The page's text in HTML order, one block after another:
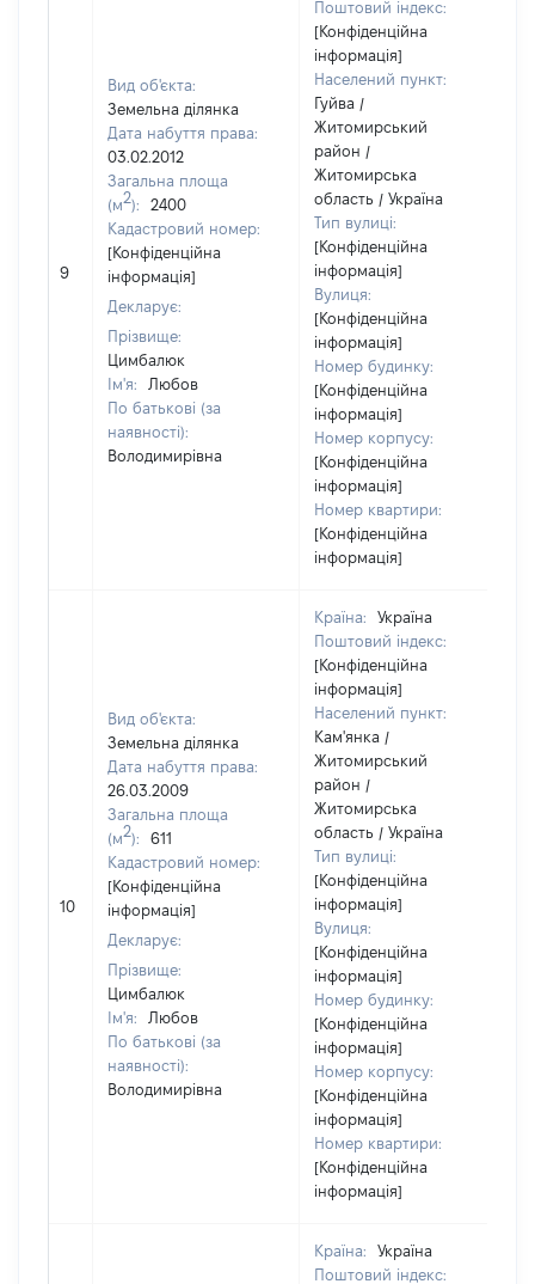
9
Вид об'єкта:
Земельна ділянка
Дата набуття права:
03.02.2012
Загальна площа
(м2):
2400
Кадастровий номер:
[Конфіденційна
інформація]
Декларує:
Прізвище:
Цимбалюк
Ім'я:
Любов
По батькові (за
наявності):
Володимирівна
Поштовий індекс:
[Конфіденційна
інформація]
Населений пункт:
Гуйва /
Житомирський
район /
Житомирська
область / Україна
Тип вулиці:
[Конфіденційна
інформація]
Вулиця:
[Конфіденційна
інформація]
Номер будинку:
[Конфіденційна
інформація]
Номер корпусу:
[Конфіденційна
інформація]
Номер квартири:
[Конфіденційна
інформація]
10
Вид об'єкта:
Земельна ділянка
Дата набуття права:
26.03.2009
Загальна площа
(м2):
611
Кадастровий номер:
[Конфіденційна
інформація]
Декларує:
Прізвище:
Цимбалюк
Ім'я:
Любов
По батькові (за
наявності):
Володимирівна
Країна:
Україна
Поштовий індекс:
[Конфіденційна
інформація]
Населений пункт:
Кам'янка /
Житомирський
район /
Житомирська
область / Україна
Тип вулиці:
[Конфіденційна
інформація]
Вулиця:
[Конфіденційна
інформація]
Номер будинку:
[Конфіденційна
інформація]
Номер корпусу:
[Конфіденційна
інформація]
Номер квартири:
[Конфіденційна
інформація]
Країна:
Україна
Поштовий індекс: